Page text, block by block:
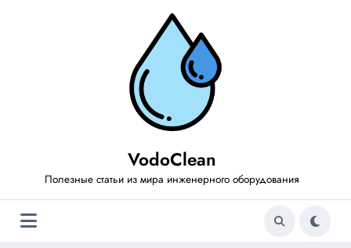
VodoClean
Полезные статьи из мира инженерного оборудования